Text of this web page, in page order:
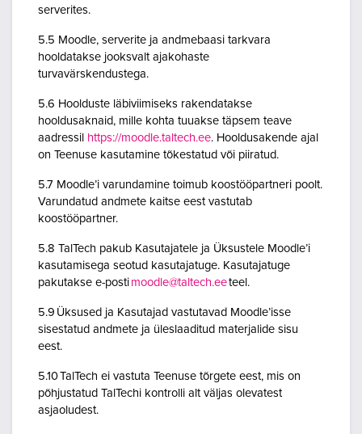
serverites.
5.5 Moodle, serverite ja andmebaasi tarkvara
hooldatakse jooksvalt ajakohaste
turvavärskendustega.
5.6 Hoolduste läbiviimiseks rakendatakse
hooldusaknaid, mille kohta tuuakse täpsem teave
aadressil https://moodle.taltech.ee. Hooldusakende ajal
on Teenuse kasutamine tõkestatud või piiratud.
5.7 Moodle’i varundamine toimub koostööpartneri poolt.
Varundatud andmete kaitse eest vastutab
koostööpartner.
5.8 TalTech pakub Kasutajatele ja Üksustele Moodle’i
kasutamisega seotud kasutajatuge. Kasutajatuge
pakutakse e-posti moodle@taltech.eeteel.
5.9 Üksused ja Kasutajad vastutavad Moodle’isse
sisestatud andmete ja üleslaaditud materjalide sisu
eest.
5.10 TalTech ei vastuta Teenuse tõrgete eest, mis on
põhjustatud TalTechi kontrolli alt väljas olevatest
asjaoludest.